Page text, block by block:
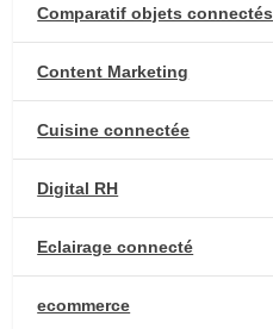
Comparatif objets connectés
Content Marketing
Cuisine connectée
Digital RH
Eclairage connecté
ecommerce